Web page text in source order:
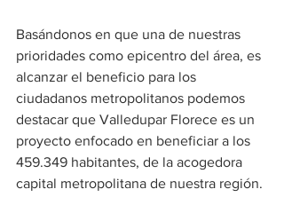
Basándonos en que una de nuestras
prioridades como epicentro del área, es
alcanzar el beneficio para los
ciudadanos metropolitanos podemos
destacar que Valledupar Florece es un
proyecto enfocado en beneficiar a los
459.349 habitantes, de la acogedora
capital metropolitana de nuestra región.